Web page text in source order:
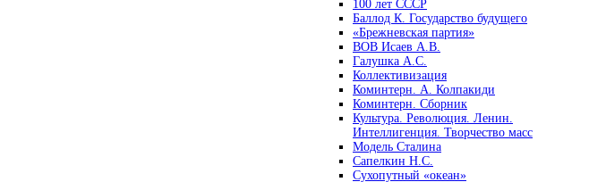
100 лет СССР
Баллод К. Государство будущего
«Брежневская партия»
ВОВ Исаев А.В.
Галушка А.С.
Коллективизация
Коминтерн. А. Колпакиди
Коминтерн. Сборник
Культура. Революция. Ленин.
Интеллигенция. Творчество масс
Модель Сталина
Сапелкин Н.С.
Сухопутный «океан»